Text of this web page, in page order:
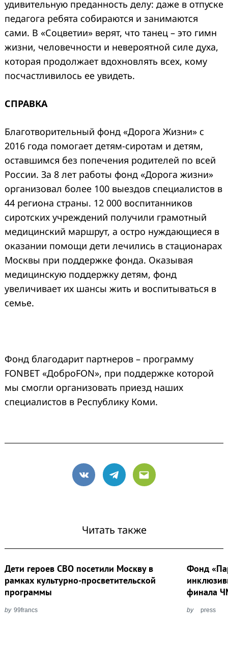
удивительную преданность делу: даже в отпуске
педагога ребята собираются и занимаются
сами. В «Соцветии» верят, что танец – это гимн
жизни, человечности и невероятной силе духа,
которая продолжает вдохновлять всех, кому
посчастливилось ее увидеть.
СПРАВКА
Благотворительный фонд «Дорога Жизни» с
2016 года помогает детям-сиротам и детям,
оставшимся без попечения родителей по всей
России. За 8 лет работы фонд «Дорога жизни»
организовал более 100 выездов специалистов в
44 региона страны. 12 000 воспитанников
сиротских учреждений получили грамотный
медицинский маршрут, а остро нуждающиеся в
оказании помощи дети лечились в стационарах
Москвы при поддержке фонда. Оказывая
медицинскую поддержку детям, фонд
увеличивает их шансы жить и воспитываться в
семье.
Фонд благодарит партнеров – программу
FONBET «ДоброFON», при поддержке которой
мы смогли организовать приезд наших
специалистов в Республику Коми.
VK Telegram
Email
Читать также
Дети героев СВО посетили Москву в
рамках культурно-просветительской
программы
by 99francs
Фонд
финала
by press